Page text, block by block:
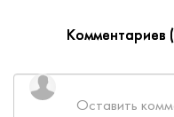
Комментариев (